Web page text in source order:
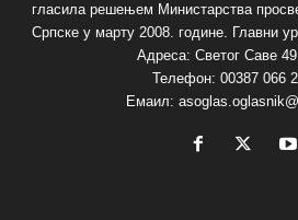
гласила решењем Министарства
Српске у марту 2008. године. Главни
Адреса: Светог Саве
Телефон: 00387 066
Емаил: